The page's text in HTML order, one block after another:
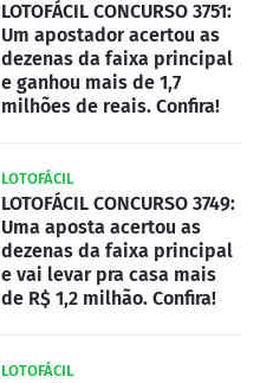
LOTOFÁCIL CONCURSO 3751:
Um apostador acertou as
dezenas da faixa principal
e ganhou mais de 1,7
milhões de reais. Confira!
LOTOFÁCIL
LOTOFÁCIL CONCURSO 3749:
Uma aposta acertou as
dezenas da faixa principal
e vai levar pra casa mais
de R$ 1,2 milhão. Confira!
LOTOFÁCIL